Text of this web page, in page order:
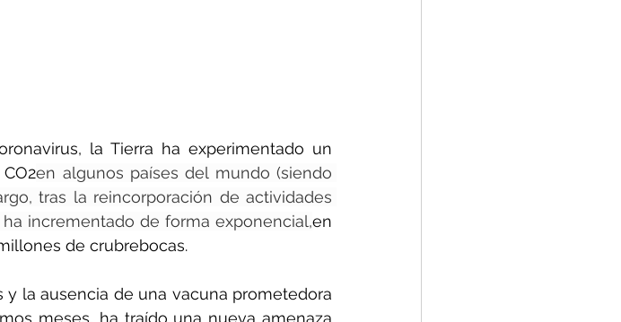
la Tierra ha experimentado un
en algunos países del mundo (siendo
tras la reincorporación de actividades
incrementado de forma exponencial,en
de crubrebocas.
la ausencia de una vacuna prometedora
meses, ha traído una nueva amenaza